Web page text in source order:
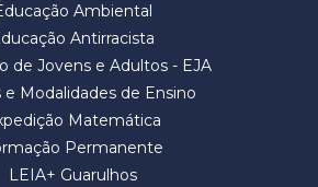
Ambiental
Antirracista
de Jovens e Adultos - EJA
e Modalidades de Ensino
Matemática
Permanente
LEIA+ Guarulhos